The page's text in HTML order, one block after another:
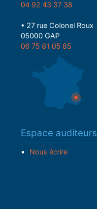
04 92 43 37 38
• 27 rue Colonel Roux
05000 GAP
06 75 81 05 85
Espace auditeurs
Nous écrire